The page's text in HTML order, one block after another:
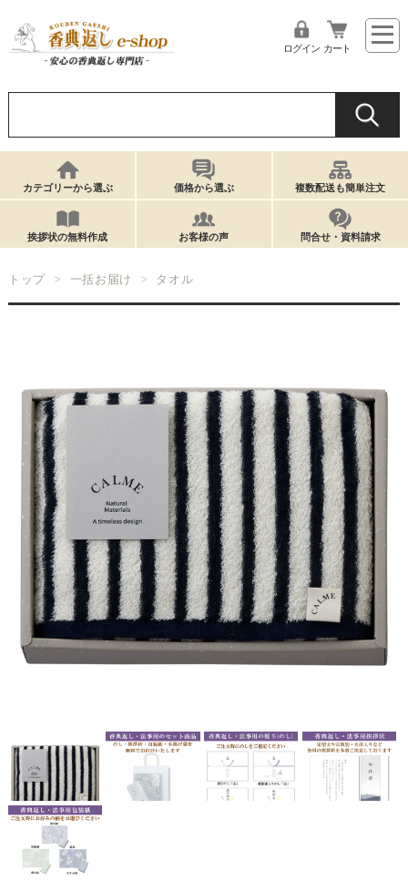
ログイン カート
カテゴリーから選ぶ 価格から選ぶ 複数配送も簡単注文
挨拶状の無料作成 お客様の声 問合せ・資料請求
トップ 一括お届け タオル